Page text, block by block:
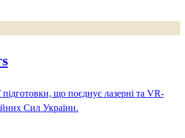
що поєднує лазерні та VR-
Сил України.